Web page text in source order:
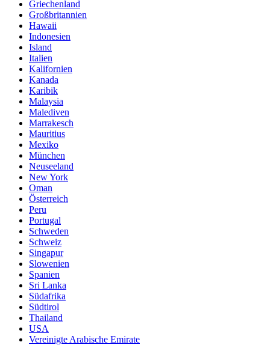
Griechenland
Großbritannien
Hawaii
Indonesien
Island
Italien
Kalifornien
Kanada
Karibik
Malaysia
Malediven
Marrakesch
Mauritius
Mexiko
München
Neuseeland
New York
Oman
Österreich
Peru
Portugal
Schweden
Schweiz
Singapur
Slowenien
Spanien
Sri Lanka
Südafrika
Südtirol
Thailand
USA
Vereinigte Arabische Emirate